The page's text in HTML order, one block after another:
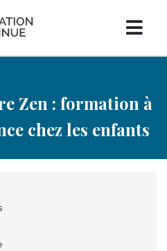
shopping_cart0
bars
Zen : formation à
chez les enfants